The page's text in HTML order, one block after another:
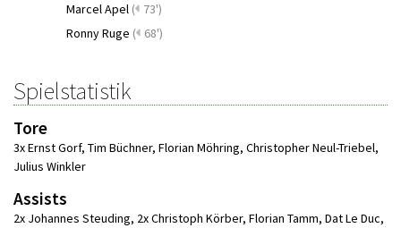
Marcel Apel ( 73')
Ronny Ruge ( 68')
Spielstatistik
Tore
3x Ernst Gorf, Tim Büchner, Florian Möhring, Christopher Neul-Triebel,
Julius Winkler
Assists
2x Johannes Steuding, 2x Christoph Körber, Florian Tamm, Dat Le Duc,